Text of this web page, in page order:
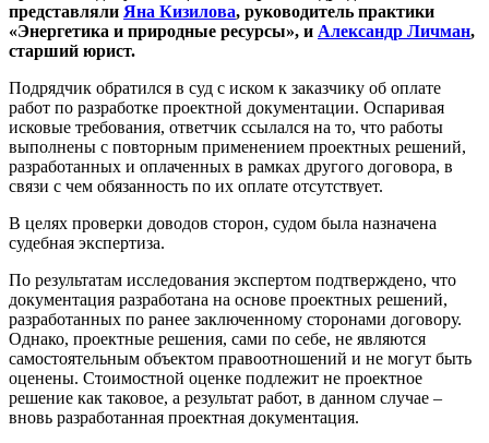
представляли Яна Кизилова, руководитель практики
«Энергетика и природные ресурсы», и Александр Личман,
старший юрист.
Подрядчик обратился в суд с иском к заказчику об оплате
работ по разработке проектной документации. Оспаривая
исковые требования, ответчик ссылался на то, что работы
выполнены с повторным применением проектных решений,
разработанных и оплаченных в рамках другого договора, в
связи с чем обязанность по их оплате отсутствует.
В целях проверки доводов сторон, судом была назначена
судебная экспертиза.
По результатам исследования экспертом подтверждено, что
документация разработана на основе проектных решений,
разработанных по ранее заключенному сторонами договору.
Однако, проектные решения, сами по себе, не являются
самостоятельным объектом правоотношений и не могут быть
оценены. Стоимостной оценке подлежит не проектное
решение как таковое, а результат работ, в данном случае –
вновь разработанная проектная документация.